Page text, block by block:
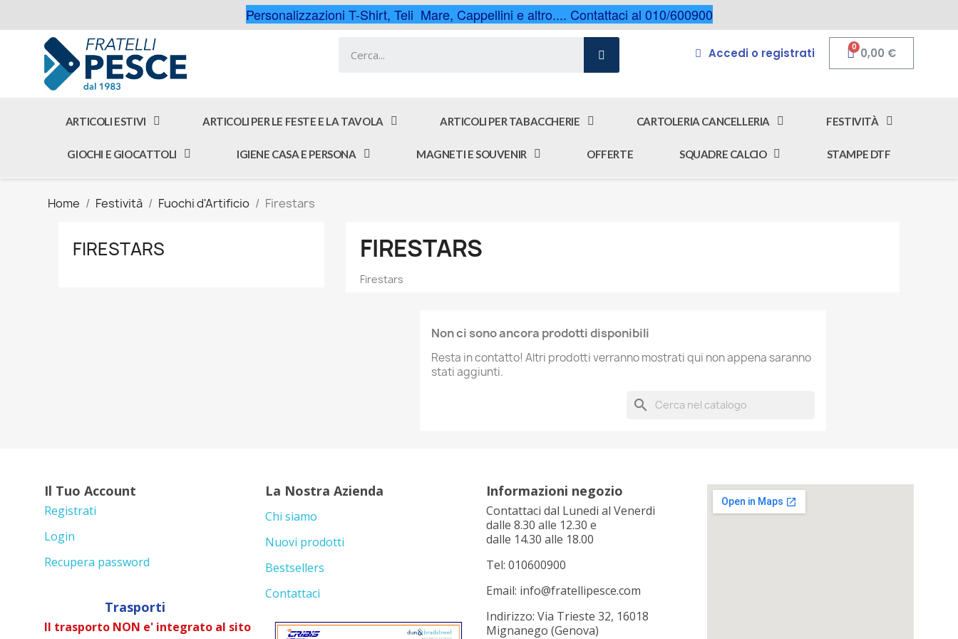
Personalizzazioni T-Shirt, Teli Mare, Cappellini e altro.... Contattaci al 010/600900
Accedi o registrati 0,00 €
ARTICOLI ESTIVI ARTICOLI PER LE FESTE E LA TAVOLA ARTICOLI PER TABACCHERIE CARTOLERIA CANCELLERIA FESTIVITÀ
GIOCHI E GIOCATTOLI IGIENE CASA E PERSONA MAGNETI E SOUVENIR OFFERTE SQUADRE CALCIO STAMPE DTF
Home Festività Fuochi d'Artificio Firestars
FIRESTARS FIRESTARS
Firestars
Non ci sono ancora prodotti disponibili
Resta in contatto! Altri prodotti verranno mostrati qui non appena saranno
stati aggiunti.
search
Il Tuo Account
Registrati
Login
Recupera password
Trasporti
Il trasporto NON e' integrato al sito
La Nostra Azienda
Chi siamo
Nuovi prodotti
Bestsellers
Contattaci
Informazioni negozio
Contattaci dal Lunedi al Venerdi
dalle 8.30 alle 12.30 e
dalle 14.30 alle 18.00
Tel: 010600900
Email: info@fratellipesce.com
Indirizzo: Via Trieste 32, 16018
Mignanego (Genova)